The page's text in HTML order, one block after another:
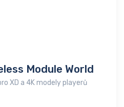
Module World
XD a 4K modely playerů